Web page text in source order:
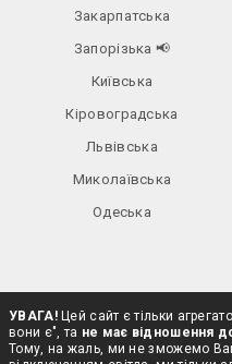
Закарпатська
Запорізька 📢
Київська
Кіровоградська
Львівська
Миколаївська
Одеська
УВАГА!Цей сайт є тільки
вони є", та не має відношення
Тому, на жаль, ми не зможемо